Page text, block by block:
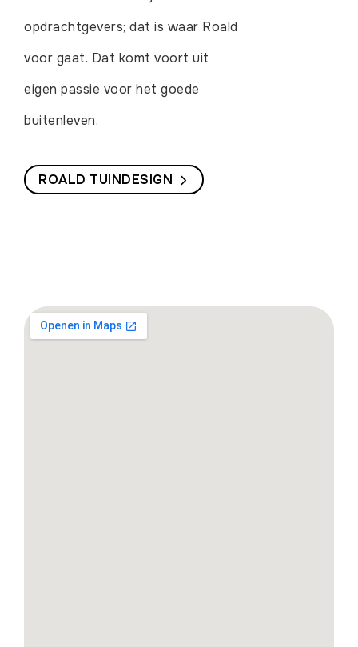
opdrachtgevers; dat is waar Roald
voor gaat. Dat komt voort uit
eigen passie voor het goede
buitenleven.
ROALD TUINDESIGN